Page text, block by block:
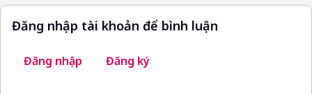
Đăng nhập tài khoản để bình luận
Đăng nhập Đăng ký